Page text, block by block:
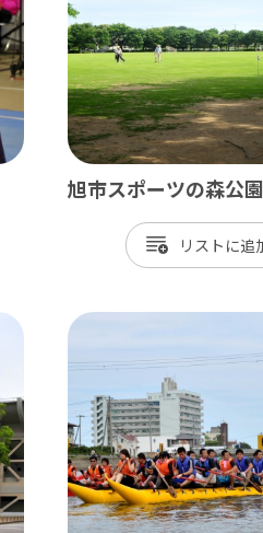
旭市スポーツの森公園
リスト